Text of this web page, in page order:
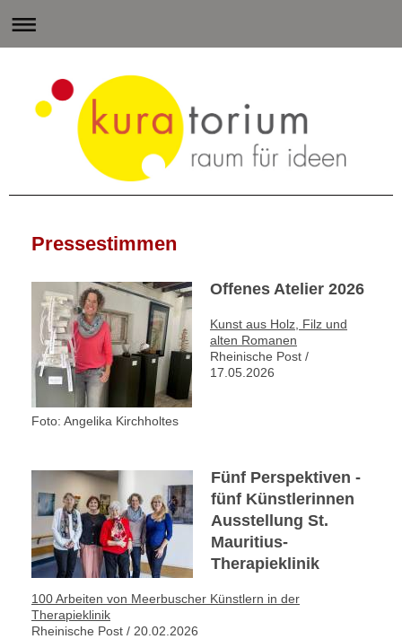
Pressestimmen
Offenes Atelier 2026
Kunst aus Holz, Filz und
alten Romanen
Rheinische Post /
17.05.2026
Foto: Angelika Kirchholtes
Fünf Perspektiven -
fünf Künstlerinnen
Ausstellung St.
Mauritius-
Therapieklinik
100 Arbeiten von Meerbuscher Künstlern in der
Therapieklinik
Rheinische Post / 20.02.2026